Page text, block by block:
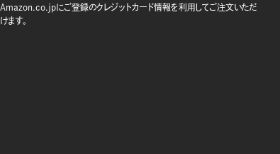
Amazon.co.jpにご登録のクレジットカード情報を利用してご注文いただ
けます。